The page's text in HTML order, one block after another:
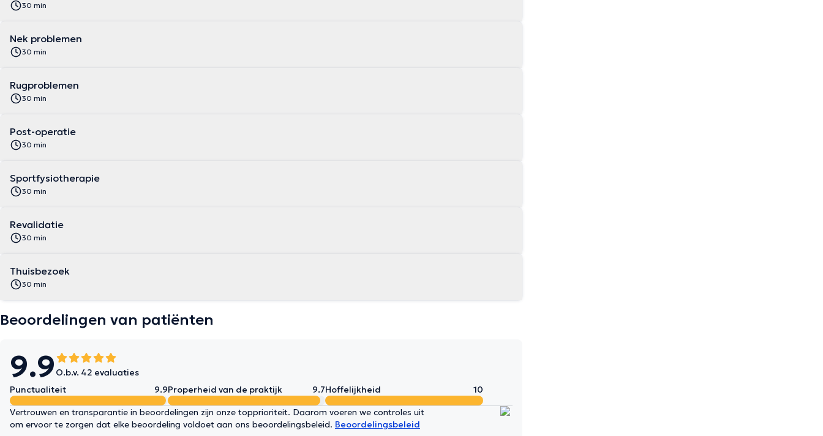
30 min
Nek problemen
30 min
Rugproblemen
30 min
Post-operatie
30 min
Sportfysiotherapie
30 min
Revalidatie
30 min
Thuisbezoek
30 min
Beoordelingen van patiënten
9.9 O.b.v. 42 evaluaties
Punctualiteit
9.9Properheid van de praktijk 9.7Hoffelijkheid 10
Vertrouwen en transparantie in beoordelingen zijn onze topprioriteit. Daarom voeren we controles uit
om ervoor te zorgen dat elke beoordeling voldoet aan ons beoordelingsbeleid. Beoordelingsbeleid